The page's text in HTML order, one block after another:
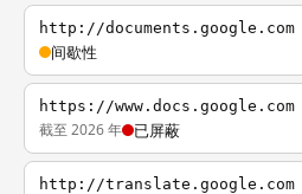
http://documents.google.com
间歇性
https://www.docs.google.com
截至 2026 年 已屏蔽
http://translate.google.com